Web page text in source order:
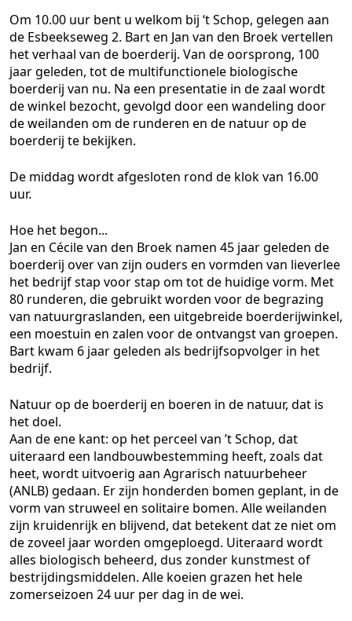
Om 10.00 uur bent u welkom bij ‘t Schop, gelegen aan
de Esbeekseweg 2. Bart en Jan van den Broek vertellen
het verhaal van de boerderij. Van de oorsprong, 100
jaar geleden, tot de multifunctionele biologische
boerderij van nu. Na een presentatie in de zaal wordt
de winkel bezocht, gevolgd door een wandeling door
de weilanden om de runderen en de natuur op de
boerderij te bekijken.
De middag wordt afgesloten rond de klok van 16.00
uur.
Hoe het begon...
Jan en Cécile van den Broek namen 45 jaar geleden de
boerderij over van zijn ouders en vormden van lieverlee
het bedrijf stap voor stap om tot de huidige vorm. Met
80 runderen, die gebruikt worden voor de begrazing
van natuurgraslanden, een uitgebreide boerderijwinkel,
een moestuin en zalen voor de ontvangst van groepen.
Bart kwam 6 jaar geleden als bedrijfsopvolger in het
bedrijf.
Natuur op de boerderij en boeren in de natuur, dat is
het doel.
Aan de ene kant: op het perceel van ’t Schop, dat
uiteraard een landbouwbestemming heeft, zoals dat
heet, wordt uitvoerig aan Agrarisch natuurbeheer
(ANLB) gedaan. Er zijn honderden bomen geplant, in de
vorm van struweel en solitaire bomen. Alle weilanden
zijn kruidenrijk en blijvend, dat betekent dat ze niet om
de zoveel jaar worden omgeploegd. Uiteraard wordt
alles biologisch beheerd, dus zonder kunstmest of
bestrijdingsmiddelen. Alle koeien grazen het hele
zomerseizoen 24 uur per dag in de wei.